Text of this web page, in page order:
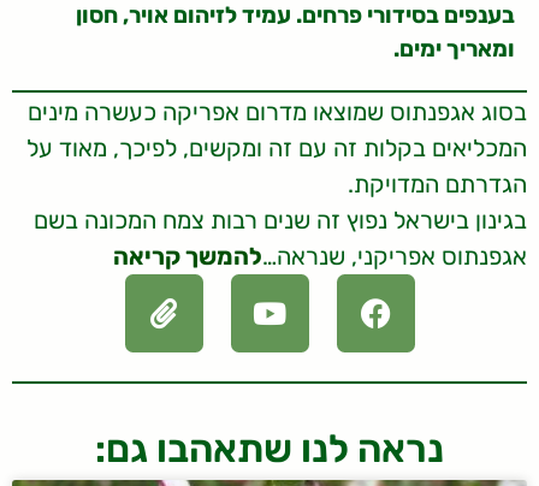
בענפים בסידורי פרחים. עמיד לזיהום אויר, חסון
ומאריך ימים.
בסוג אגפנתוס שמוצאו מדרום אפריקה כעשרה מינים
המכליאים בקלות זה עם זה ומקשים, לפיכך, מאוד על
הגדרתם המדויקת.
בגינון בישראל נפוץ זה שנים רבות צמח המכונה בשם
אגפנתוס אפריקני, שנראה…להמשך קריאה
נראה לנו שתאהבו גם: